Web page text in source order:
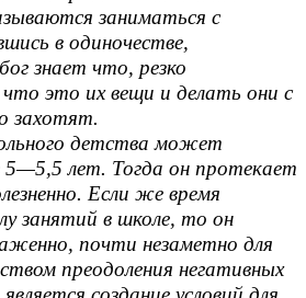
заниматься с
в одиночестве,
знает что, резко
это их вещи и делать они с
захотят.
детства может
лет. Тогда он протекает
Если же время
занятий в школе, то он
почти незаметно для
преодоления негативных